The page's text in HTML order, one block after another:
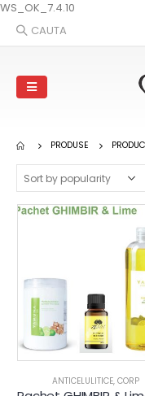
WS_OK_7.4.10
CAUTA
PRODUSE
ANTICELULITICE, CORP